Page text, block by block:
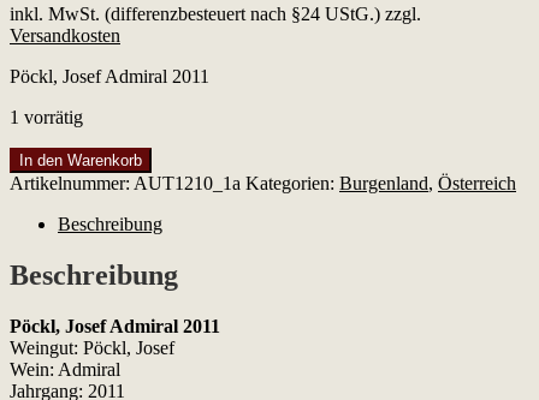
inkl. MwSt. (differenzbesteuert nach §24 UStG.) zzgl.
Versandkosten
Pöckl, Josef Admiral 2011
1 vorrätig
Pöckl,
Josef
2011
In den Warenkorb
Artikelnummer: AUT1210_1a Kategorien: Burgenland, Österreich
Beschreibung
Beschreibung
Pöckl, Josef Admiral 2011
Weingut: Pöckl, Josef
Wein: Admiral
Jahrgang: 2011